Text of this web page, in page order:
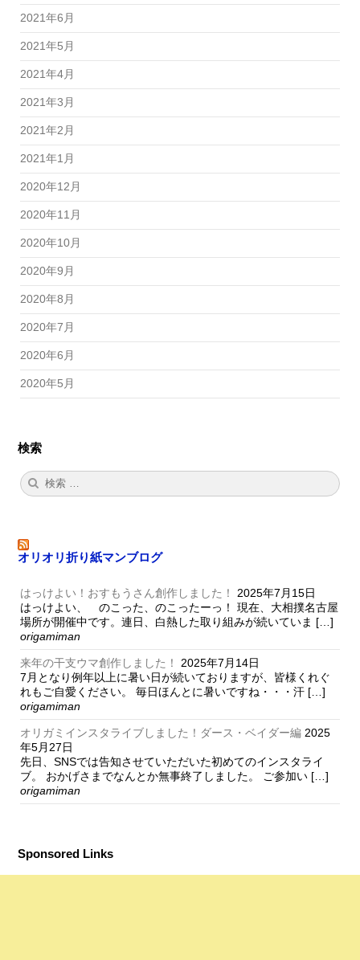
2021年6月
2021年5月
2021年4月
2021年3月
2021年2月
2021年1月
2020年12月
2020年11月
2020年10月
2020年9月
2020年8月
2020年7月
2020年6月
2020年5月
検索
検
索:
オリオリ折り紙マンブログ
はっけよい！おすもうさん創作しました！
2025年7月15日
はっけよい、 のこった、のこったーっ！ 現在、大相撲名古屋
場所が開催中です。連日、白熱した取り組みが続いていま […]
origamiman
来年の干支ウマ創作しました！
2025年7月14日
7月となり例年以上に暑い日が続いておりますが、皆様くれぐ
れもご自愛ください。 毎日ほんとに暑いですね・・・汗 […]
origamiman
オリガミインスタライブしました！ダース・ベイダー編 2025
年5月27日
先日、SNSでは告知させていただいた初めてのインスタライ
ブ。 おかげさまでなんとか無事終了しました。 ご参加い […]
origamiman
Sponsored Links